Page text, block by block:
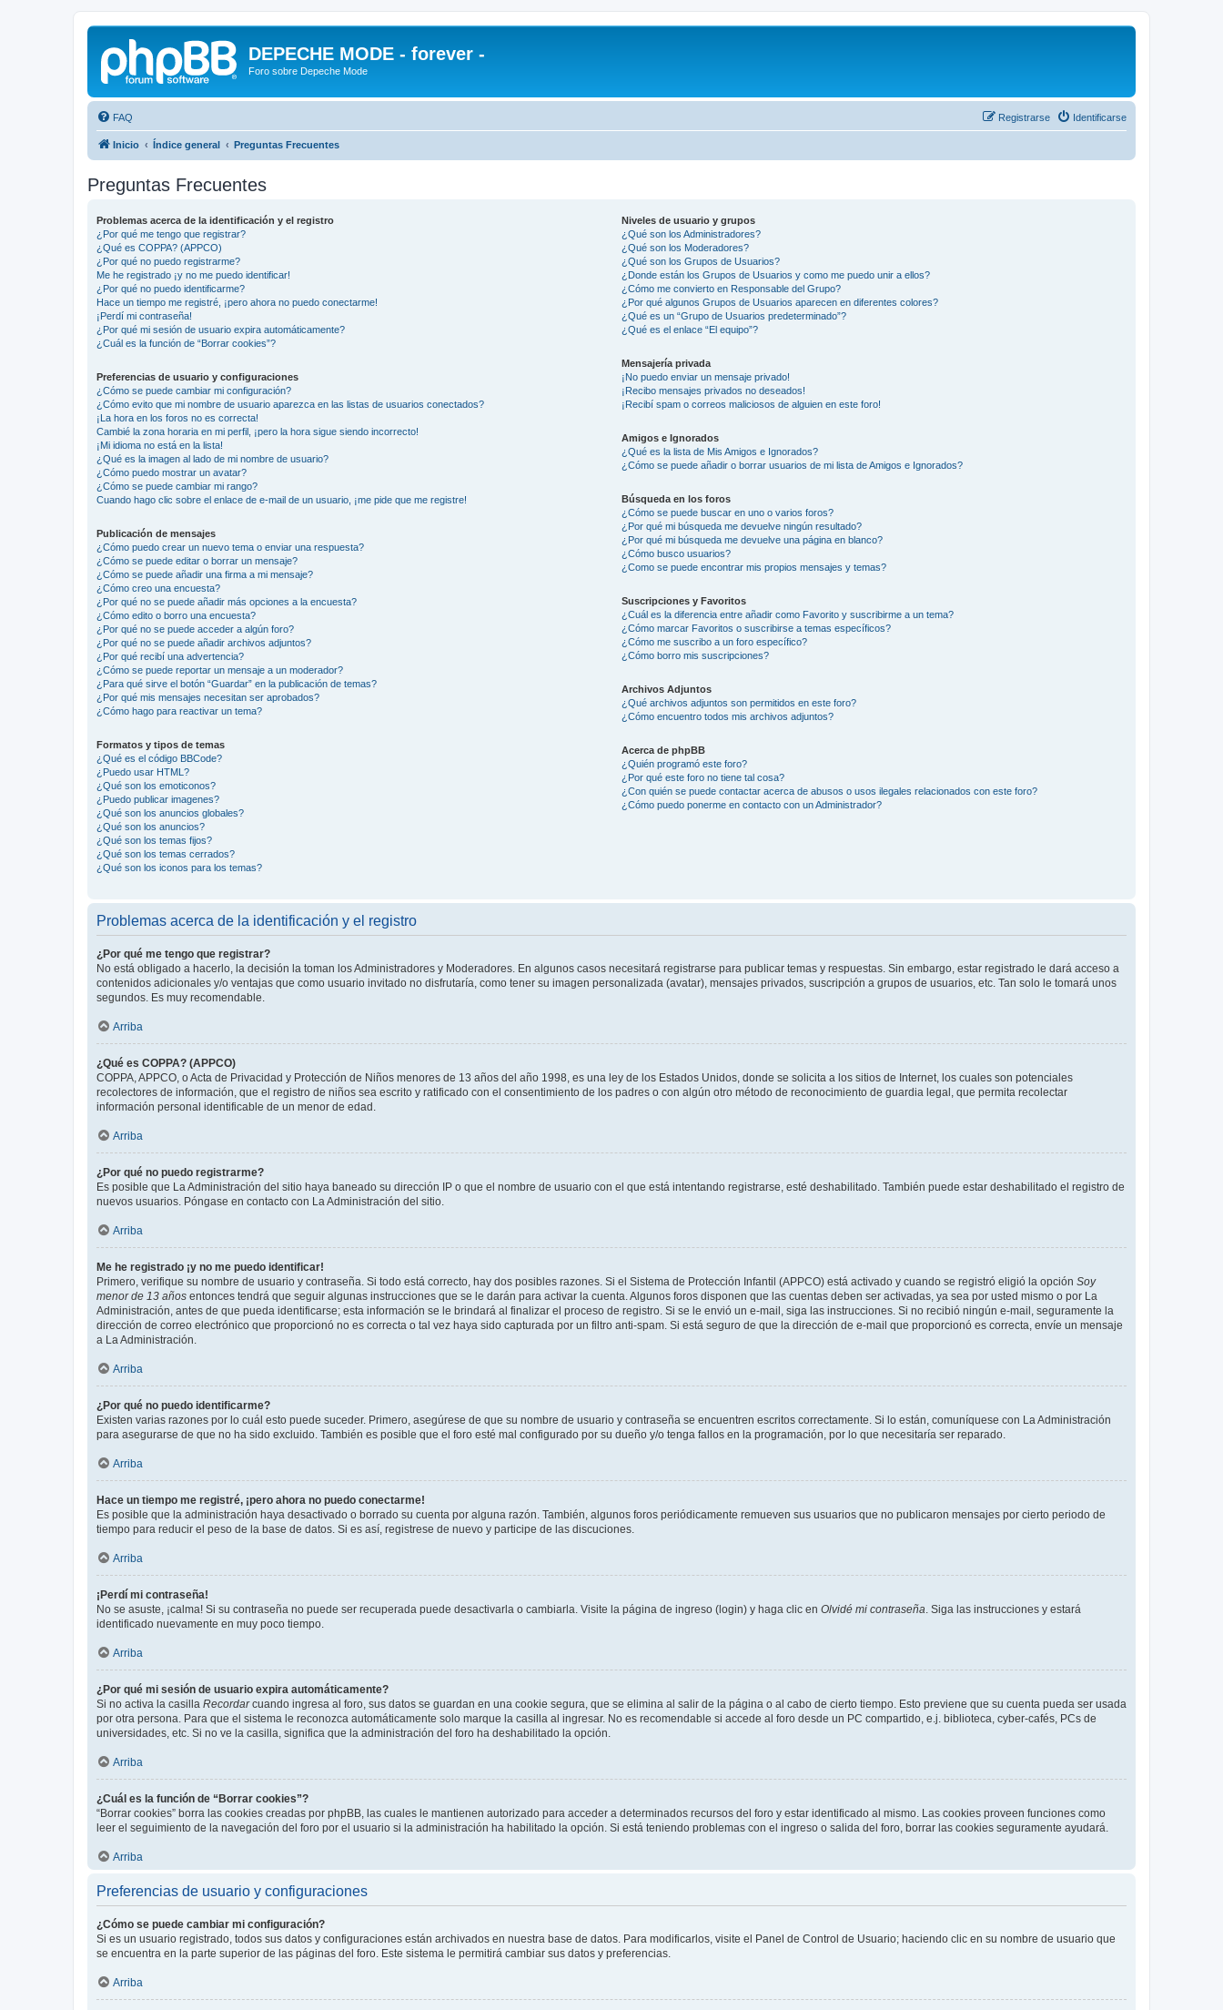
DEPECHE MODE - forever -
Foro sobre Depeche Mode
FAQ Identificarse
Registrarse
Inicio Índice general Preguntas Frecuentes
Preguntas Frecuentes
Problemas acerca de la identificación y el registro
¿Por qué me tengo que registrar?
¿Qué es COPPA? (APPCO)
¿Por qué no puedo registrarme?
Me he registrado ¡y no me puedo identificar!
¿Por qué no puedo identificarme?
Hace un tiempo me registré, ¡pero ahora no puedo conectarme!
¡Perdí mi contraseña!
¿Por qué mi sesión de usuario expira automáticamente?
¿Cuál es la función de “Borrar cookies”?
Preferencias de usuario y configuraciones
¿Cómo se puede cambiar mi configuración?
¿Cómo evito que mi nombre de usuario aparezca en las listas de usuarios conectados?
¡La hora en los foros no es correcta!
Cambié la zona horaria en mi perfil, ¡pero la hora sigue siendo incorrecto!
¡Mi idioma no está en la lista!
¿Qué es la imagen al lado de mi nombre de usuario?
¿Cómo puedo mostrar un avatar?
¿Cómo se puede cambiar mi rango?
Cuando hago clic sobre el enlace de e-mail de un usuario, ¡me pide que me registre!
Publicación de mensajes
¿Cómo puedo crear un nuevo tema o enviar una respuesta?
¿Cómo se puede editar o borrar un mensaje?
¿Cómo se puede añadir una firma a mi mensaje?
¿Cómo creo una encuesta?
¿Por qué no se puede añadir más opciones a la encuesta?
¿Cómo edito o borro una encuesta?
¿Por qué no se puede acceder a algún foro?
¿Por qué no se puede añadir archivos adjuntos?
¿Por qué recibí una advertencia?
¿Cómo se puede reportar un mensaje a un moderador?
¿Para qué sirve el botón “Guardar” en la publicación de temas?
¿Por qué mis mensajes necesitan ser aprobados?
¿Cómo hago para reactivar un tema?
Formatos y tipos de temas
¿Qué es el código BBCode?
¿Puedo usar HTML?
¿Qué son los emoticonos?
¿Puedo publicar imagenes?
¿Qué son los anuncios globales?
¿Qué son los anuncios?
¿Qué son los temas fijos?
¿Qué son los temas cerrados?
¿Qué son los iconos para los temas?
Niveles de usuario y grupos
¿Qué son los Administradores?
¿Qué son los Moderadores?
¿Qué son los Grupos de Usuarios?
¿Donde están los Grupos de Usuarios y como me puedo unir a ellos?
¿Cómo me convierto en Responsable del Grupo?
¿Por qué algunos Grupos de Usuarios aparecen en diferentes colores?
¿Qué es un “Grupo de Usuarios predeterminado”?
¿Qué es el enlace “El equipo”?
Mensajería privada
¡No puedo enviar un mensaje privado!
¡Recibo mensajes privados no deseados!
¡Recibí spam o correos maliciosos de alguien en este foro!
Amigos e Ignorados
¿Qué es la lista de Mis Amigos e Ignorados?
¿Cómo se puede añadir o borrar usuarios de mi lista de Amigos e Ignorados?
Búsqueda en los foros
¿Cómo se puede buscar en uno o varios foros?
¿Por qué mi búsqueda me devuelve ningún resultado?
¿Por qué mi búsqueda me devuelve una página en blanco?
¿Cómo busco usuarios?
¿Como se puede encontrar mis propios mensajes y temas?
Suscripciones y Favoritos
¿Cuál es la diferencia entre añadir como Favorito y suscribirme a un tema?
¿Cómo marcar Favoritos o suscribirse a temas específicos?
¿Cómo me suscribo a un foro específico?
¿Cómo borro mis suscripciones?
Archivos Adjuntos
¿Qué archivos adjuntos son permitidos en este foro?
¿Cómo encuentro todos mis archivos adjuntos?
Acerca de phpBB
¿Quién programó este foro?
¿Por qué este foro no tiene tal cosa?
¿Con quién se puede contactar acerca de abusos o usos ilegales relacionados con este foro?
¿Cómo puedo ponerme en contacto con un Administrador?
Problemas acerca de la identificación y el registro
¿Por qué me tengo que registrar?
No está obligado a hacerlo, la decisión la toman los Administradores y Moderadores. En algunos casos necesitará registrarse para publicar temas y respuestas. Sin embargo, estar registrado le dará acceso a
contenidos adicionales y/o ventajas que como usuario invitado no disfrutaría, como tener su imagen personalizada (avatar), mensajes privados, suscripción a grupos de usuarios, etc. Tan solo le tomará unos
segundos. Es muy recomendable.
Arriba
¿Qué es COPPA? (APPCO)
COPPA, APPCO, o Acta de Privacidad y Protección de Niños menores de 13 años del año 1998, es una ley de los Estados Unidos, donde se solicita a los sitios de Internet, los cuales son potenciales
recolectores de información, que el registro de niños sea escrito y ratificado con el consentimiento de los padres o con algún otro método de reconocimiento de guardia legal, que permita recolectar
información personal identificable de un menor de edad.
Arriba
¿Por qué no puedo registrarme?
Es posible que La Administración del sitio haya baneado su dirección IP o que el nombre de usuario con el que está intentando registrarse, esté deshabilitado. También puede estar deshabilitado el registro de
nuevos usuarios. Póngase en contacto con La Administración del sitio.
Arriba
Me he registrado ¡y no me puedo identificar!
Primero, verifique su nombre de usuario y contraseña. Si todo está correcto, hay dos posibles razones. Si el Sistema de Protección Infantil (APPCO) está activado y cuando se registró eligió la opción Soy
menor de 13 años entonces tendrá que seguir algunas instrucciones que se le darán para activar la cuenta. Algunos foros disponen que las cuentas deben ser activadas, ya sea por usted mismo o por La
Administración, antes de que pueda identificarse; esta información se le brindará al finalizar el proceso de registro. Si se le envió un e-mail, siga las instrucciones. Si no recibió ningún e-mail, seguramente la
dirección de correo electrónico que proporcionó no es correcta o tal vez haya sido capturada por un filtro anti-spam. Si está seguro de que la dirección de e-mail que proporcionó es correcta, envíe un mensaje
a La Administración.
Arriba
¿Por qué no puedo identificarme?
Existen varias razones por lo cuál esto puede suceder. Primero, asegúrese de que su nombre de usuario y contraseña se encuentren escritos correctamente. Si lo están, comuníquese con La Administración
para asegurarse de que no ha sido excluido. También es posible que el foro esté mal configurado por su dueño y/o tenga fallos en la programación, por lo que necesitaría ser reparado.
Arriba
Hace un tiempo me registré, ¡pero ahora no puedo conectarme!
Es posible que la administración haya desactivado o borrado su cuenta por alguna razón. También, algunos foros periódicamente remueven sus usuarios que no publicaron mensajes por cierto periodo de
tiempo para reducir el peso de la base de datos. Si es así, registrese de nuevo y participe de las discuciones.
Arriba
¡Perdí mi contraseña!
No se asuste, ¡calma! Si su contraseña no puede ser recuperada puede desactivarla o cambiarla. Visite la página de ingreso (login) y haga clic en Olvidé mi contraseña . Siga las instrucciones y estará
identificado nuevamente en muy poco tiempo.
Arriba
¿Por qué mi sesión de usuario expira automáticamente?
Si no activa la casilla Recordarcuando ingresa al foro, sus datos se guardan en una cookie segura, que se elimina al salir de la página o al cabo de cierto tiempo. Esto previene que su cuenta pueda ser usada
por otra persona. Para que el sistema le reconozca automáticamente solo marque la casilla al ingresar. No es recomendable si accede al foro desde un PC compartido, e.j. biblioteca, cyber-cafés, PCs de
universidades, etc. Si no ve la casilla, significa que la administración del foro ha deshabilitado la opción.
Arriba
¿Cuál es la función de “Borrar cookies”?
“Borrar cookies” borra las cookies creadas por phpBB, las cuales le mantienen autorizado para acceder a determinados recursos del foro y estar identificado al mismo. Las cookies proveen funciones como
leer el seguimiento de la navegación del foro por el usuario si la administración ha habilitado la opción. Si está teniendo problemas con el ingreso o salida del foro, borrar las cookies seguramente ayudará.
Arriba
Preferencias de usuario y configuraciones
¿Cómo se puede cambiar mi configuración?
Si es un usuario registrado, todos sus datos y configuraciones están archivados en nuestra base de datos. Para modificarlos, visite el Panel de Control de Usuario; haciendo clic en su nombre de usuario que
se encuentra en la parte superior de las páginas del foro. Este sistema le permitirá cambiar sus datos y preferencias.
Arriba